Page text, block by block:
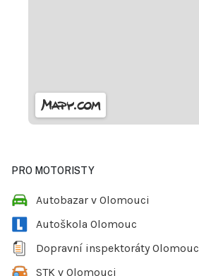
PRO MOTORISTY
Autobazar v Olomouci
Autoškola Olomouc
Dopravní inspektoráty Olomouc
STK v Olomouci